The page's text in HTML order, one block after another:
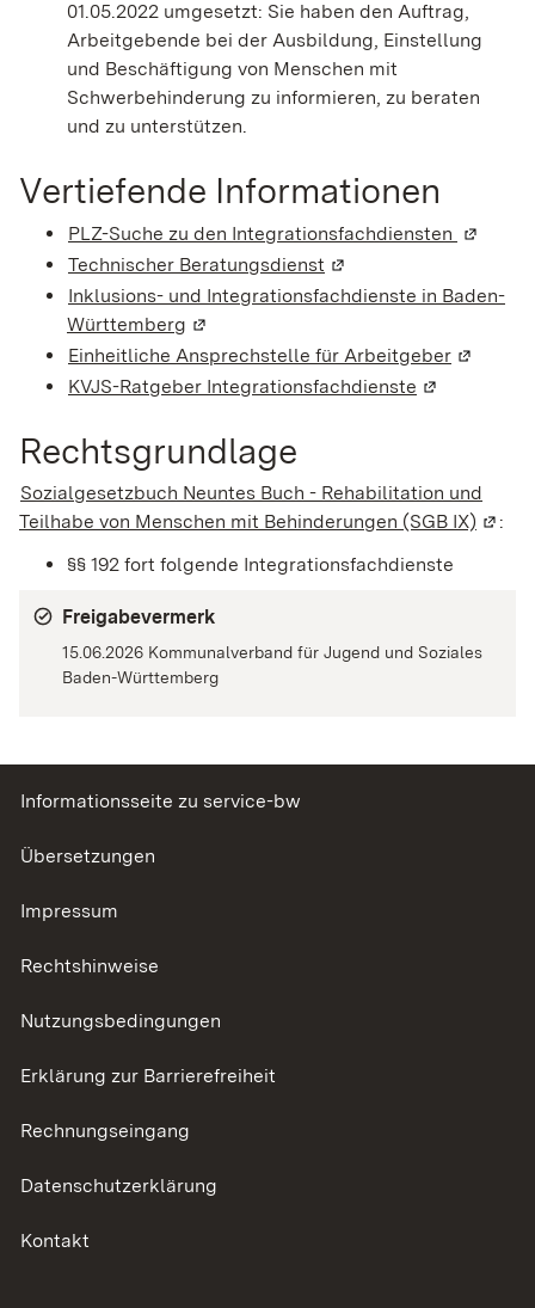
01.05.2022 umgesetzt: Sie haben den Auftrag,
Arbeitgebende bei der Ausbildung, Einstellung
und Beschäftigung von Menschen mit
Schwerbehinderung zu informieren, zu beraten
und zu unterstützen.
Vertiefende Informationen
PLZ-Suche zu den Integrationsfachdiensten (Wird
Technischer Beratungsdienst (Wird in einem neuen
Inklusions- und Integrationsfachdienste in Baden-
Württemberg (Wird in einem neuen Fenster geöffnet)
Einheitliche Ansprechstelle für Arbeitgeber (Wird in
KVJS-Ratgeber Integrationsfachdienste (Wird in
Rechtsgrundlage
Sozialgesetzbuch Neuntes Buch - Rehabilitation und
Teilhabe von Menschen mit Behinderungen (SGB IX)
:
§§ 192 fort folgende Integrationsfachdienste
Freigabevermerk
15.06.2026 Kommunalverband für Jugend und Soziales
Baden-Württemberg
Informationsseite zu service-bw
Übersetzungen
Impressum
Rechtshinweise
Nutzungsbedingungen
Erklärung zur Barrierefreiheit
Rechnungseingang
Datenschutzerklärung
Kontakt